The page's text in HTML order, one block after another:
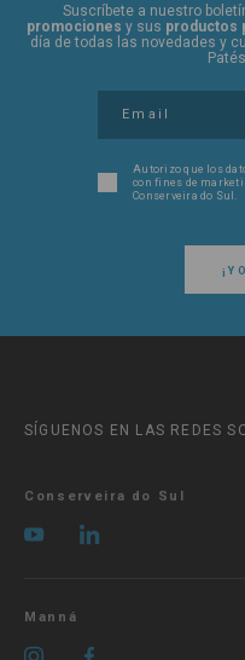
Suscríbete a nuestro
promociones y sus productos
día de todas las novedades y
Autorizo ​​que los
con fines de
Conserveira do Sul.
SÍGUENOS EN LAS REDES
Conserveira do Sul
Manná